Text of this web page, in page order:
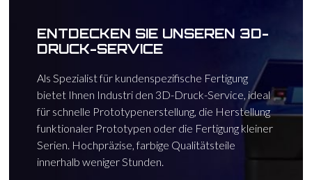
ENTDECKEN SIE UNSEREN 3D-
DRUCK-SERVICE
Als Spezialist für kundenspezifische Fertigung
bietet Ihnen Industri den 3D-Druck-Service, ideal
für schnelle Prototypenerstellung, die Herstellung
funktionaler Prototypen oder die Fertigung kleiner
Serien. Hochpräzise, farbige Qualitätsteile
innerhalb weniger Stunden.